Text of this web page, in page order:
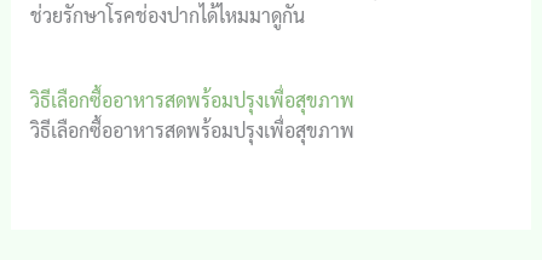
ช่วยรักษาโรคช่องปากได้ไหมมาดูกัน
วิธีเลือกซื้ออาหารสดพร้อมปรุงเพื่อสุขภาพ
วิธีเลือกซื้ออาหารสดพร้อมปรุงเพื่อสุขภาพ